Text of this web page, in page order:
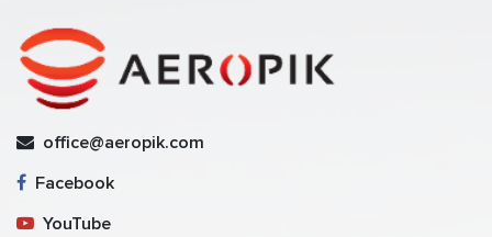
office@aeropik.com
Facebook
YouTube